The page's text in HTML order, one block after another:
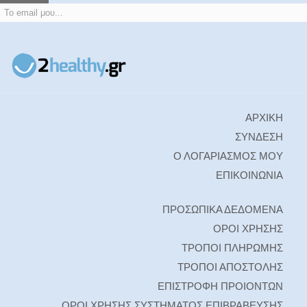
ΑΡΧΙΚΗ
ΣΥΝΔΕΣΗ
Ο ΛΟΓΑΡΙΑΣΜΟΣ ΜΟΥ
ΕΠΙΚΟΙΝΩΝΙΑ
ΠΡΟΣΩΠΙΚΑ ΔΕΔΟΜΕΝΑ
ΟΡΟΙ ΧΡΗΣΗΣ
ΤΡΟΠΟΙ ΠΛΗΡΩΜΗΣ
ΤΡΟΠΟΙ ΑΠΟΣΤΟΛΗΣ
ΕΠΙΣΤΡΟΦΗ ΠΡΟΙΟΝΤΩΝ